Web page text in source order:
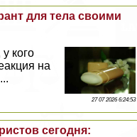
для тела своими
кого
на
27 07 2026 6:24:53
сегодня: